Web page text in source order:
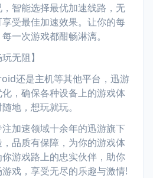
智能选择最优加速线路，无
受最佳加速效果。让你的每
一次游戏都酣畅淋漓。
无阻】
还是主机等其他平台，迅游
，确保各种设备上的游戏体
地，想玩就玩。
加速领域十余年的迅游旗下
品质有保障，为你的游戏体
游戏路上的忠实伙伴，助你
戏，享受无尽的乐趣与激情!